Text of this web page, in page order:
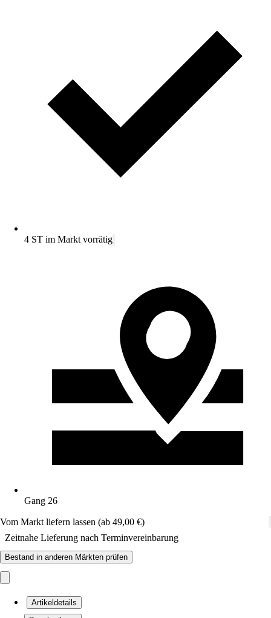
4 ST im Markt vorrätig
Gang 26
Vom Markt liefern lassen (ab 49,00 €)
Zeitnahe Lieferung nach Terminvereinbarung
Bestand in anderen Märkten prüfen
Artikeldetails